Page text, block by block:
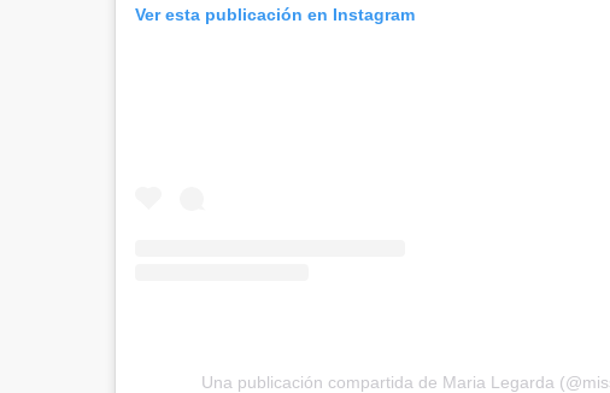
Ver esta publicación en Instagram
Una publicación compartida de Maria Legarda